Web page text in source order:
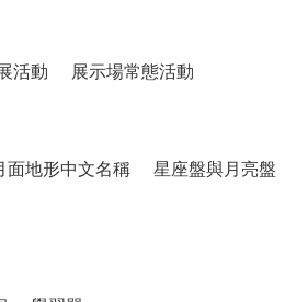
活動 展示場常態活動
面地形中文名稱 星座盤與月亮盤